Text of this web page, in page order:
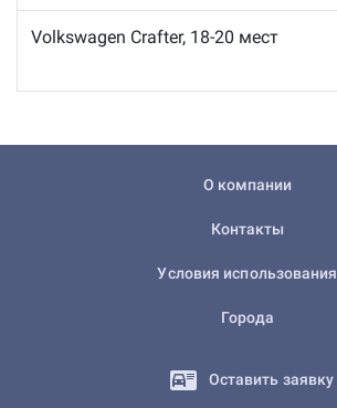
Volkswagen Crafter, 18-20 мест
О компании
Контакты
Условия использования
Города
Оставить заявку